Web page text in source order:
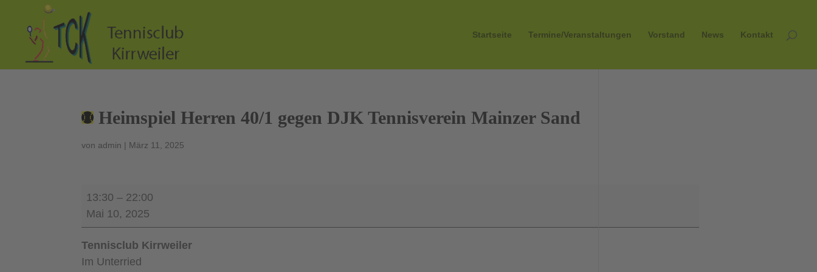
Startseite Termine/Veranstaltungen Vorstand News Kontakt
Heimspiel Herren 40/1 gegen DJK Tennisverein Mainzer Sand
von admin | März 11, 2025
Heimspiel
Herren
40/1
gegen
DJK
13:30 – 22:00
Mai 10, 2025
Tennisclub Kirrweiler
Im Unterried